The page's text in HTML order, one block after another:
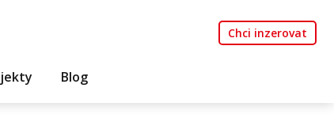
Chci inzerovat
Blog